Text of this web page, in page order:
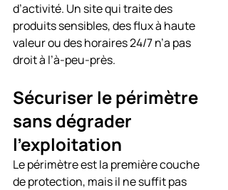
d’activité. Un site qui traite des
produits sensibles, des flux à haute
valeur ou des horaires 24/7 n’a pas
droit à l’à-peu-près.
Sécuriser le périmètre
sans dégrader
l’exploitation
Le périmètre est la première couche
de protection, mais il ne suffit pas